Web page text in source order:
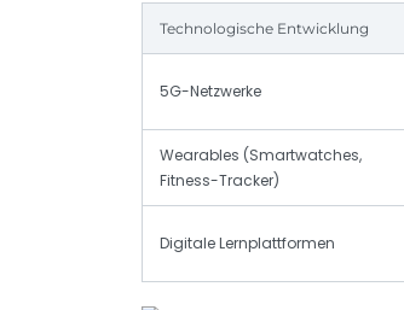
Technologische Entwicklung
5G-Netzwerke
Wearables (Smartwatches,
Fitness-Tracker)
Digitale Lernplattformen